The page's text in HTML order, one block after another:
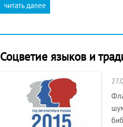
читать далее
Соцветие языков и